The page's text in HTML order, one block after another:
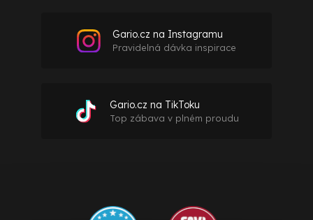
Gario.cz na Instagramu
Pravidelná dávka inspirace
Gario.cz na TikToku
Top zábava v plném proudu